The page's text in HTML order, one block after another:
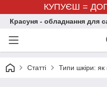
КУПУЄШ =
Красуня - обладнання для
Статті Типи шкіри: як